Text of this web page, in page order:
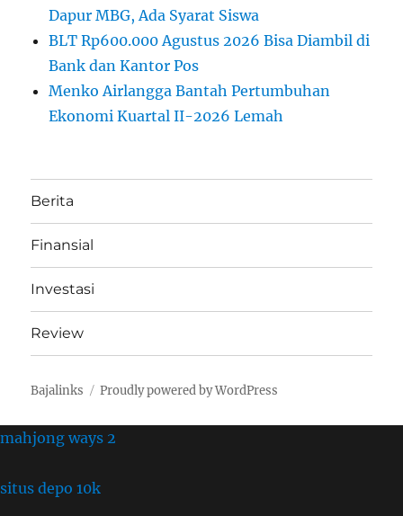
Dapur MBG, Ada Syarat Siswa
BLT Rp600.000 Agustus 2026 Bisa Diambil di
Bank dan Kantor Pos
Menko Airlangga Bantah Pertumbuhan
Ekonomi Kuartal II-2026 Lemah
Berita
Finansial
Investasi
Review
Bajalinks Proudly powered by WordPress
mahjong ways 2
situs depo 10k